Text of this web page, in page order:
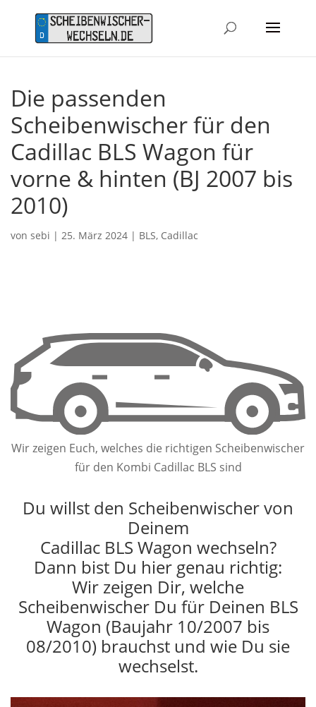
Die passenden
Scheibenwischer für den
Cadillac BLS Wagon für
vorne & hinten (BJ 2007 bis
2010)
von sebi | 25. März 2024 | BLS, Cadillac
Wir zeigen Euch, welches die richtigen Scheibenwischer
für den Kombi Cadillac BLS sind
Du willst den Scheibenwischer von
Deinem
Cadillac BLS Wagon wechseln?
Dann bist Du hier genau richtig:
Wir zeigen Dir, welche
Scheibenwischer Du für Deinen BLS
Wagon (Baujahr 10/2007 bis
08/2010) brauchst und wie Du sie
wechselst.